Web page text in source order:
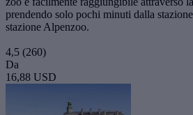
prendendo solo pochi minuti dalla
stazione Alpenzoo.
4,5 (260)
Da
16,88 USD